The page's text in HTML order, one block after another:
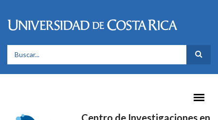
FORMULARIO DE BÚSQUEDA
Centro de Investigaciones en